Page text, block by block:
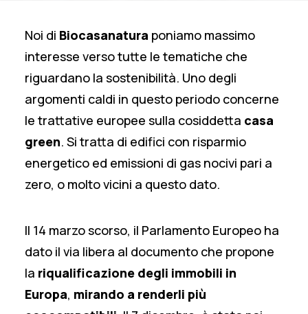
Noi di Biocasanatura poniamo massimo
interesse verso tutte le tematiche che
riguardano la sostenibilità. Uno degli
argomenti caldi in questo periodo concerne
le trattative europee sulla cosiddetta casa
green. Si tratta di edifici con risparmio
energetico ed emissioni di gas nocivi pari a
zero, o molto vicini a questo dato.
Il 14 marzo scorso, il Parlamento Europeo ha
dato il via libera al documento che propone
la riqualificazione degli immobili in
Europa, mirando a renderli più